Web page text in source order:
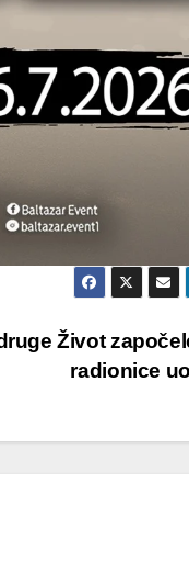
Život
radionice